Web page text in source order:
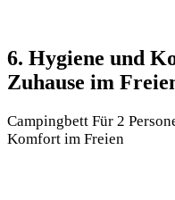
6. Hygiene und
Zuhause im
Campingbett Für 2
Komfort im Freien